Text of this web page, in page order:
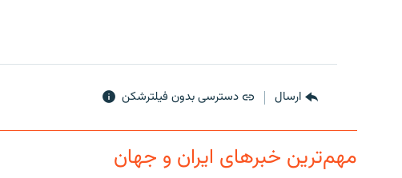
ارسال دسترسی بدون فیلترشکن
مهم‌ترین خبرهای ایران و جهان